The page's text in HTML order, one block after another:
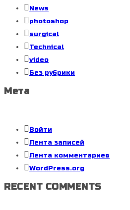
News
photoshop
surgical
Technical
video
Без рубрики
Мета
Войти
Лента записей
Лента комментариев
WordPress.org
RECENT COMMENTS